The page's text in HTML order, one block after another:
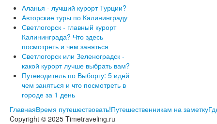
Аланья - лучший курорт Турции?
Авторские туры по Калининграду
Светлогорск - главный курорт
Калининграда? Что здесь
посмотреть и чем заняться
Светлогорск или Зеленоградск -
какой курорт лучше выбрать вам?
Путеводитель по Выборгу: 5 идей
чем заняться и что посмотреть в
городе за 1 день
ГлавнаяВремя путешествовать!Путешественникам на заметку
Copyright © 2025 Timetraveling.ru